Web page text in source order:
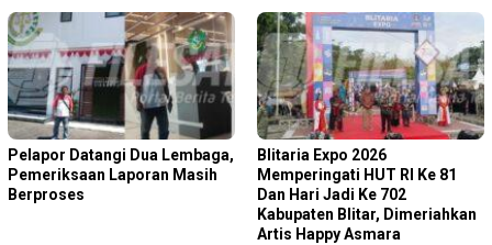
Pelapor Datangi Dua Lembaga,
Pemeriksaan Laporan Masih
Berproses
Blitaria Expo 2026
Memperingati HUT RI Ke 81
Dan Hari Jadi Ke 702
Kabupaten Blitar, Dimeriahkan
Artis Happy Asmara